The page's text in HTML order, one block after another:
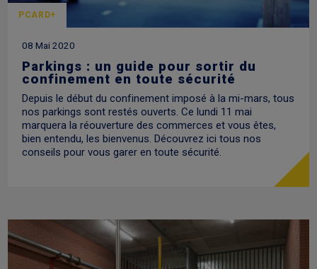
PCARD+
08 Mai 2020
Parkings : un guide pour sortir du
confinement en toute sécurité
Depuis le début du confinement imposé à la mi-mars, tous
nos parkings sont restés ouverts. Ce lundi 11 mai
marquera la réouverture des commerces et vous êtes,
bien entendu, les bienvenus. Découvrez ici tous nos
conseils pour vous garer en toute sécurité.